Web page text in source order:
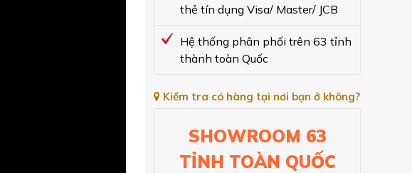
thẻ tín dụng Visa/ Master/ JCB
Hệ thống phân phối trên 63 tỉnh
thành toàn Quốc
Kiểm tra có hàng tại nơi bạn ở không?
SHOWROOM 63
TỈNH TOÀN QUỐC